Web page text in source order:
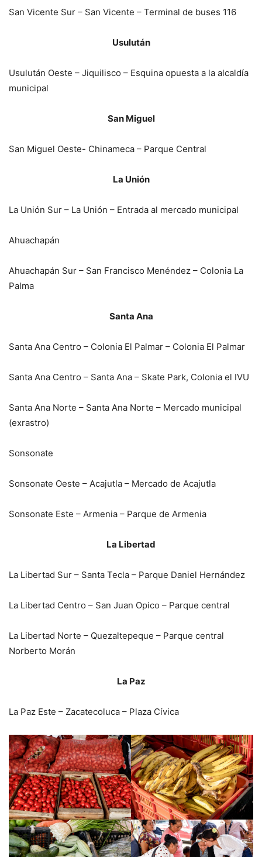
San Vicente Sur – San Vicente – Terminal de buses 116
Usulután
Usulután Oeste – Jiquilisco – Esquina opuesta a la alcaldía
municipal
San Miguel
San Miguel Oeste- Chinameca – Parque Central
La Unión
La Unión Sur – La Unión – Entrada al mercado municipal
Ahuachapán
Ahuachapán Sur – San Francisco Menéndez – Colonia La
Palma
Santa Ana
Santa Ana Centro – Colonia El Palmar – Colonia El Palmar
Santa Ana Centro – Santa Ana – Skate Park, Colonia el IVU
Santa Ana Norte – Santa Ana Norte – Mercado municipal
(exrastro)
Sonsonate
Sonsonate Oeste – Acajutla – Mercado de Acajutla
Sonsonate Este – Armenia – Parque de Armenia
La Libertad
La Libertad Sur – Santa Tecla – Parque Daniel Hernández
La Libertad Centro – San Juan Opico – Parque central
La Libertad Norte – Quezaltepeque – Parque central
Norberto Morán
La Paz
La Paz Este – Zacatecoluca – Plaza Cívica